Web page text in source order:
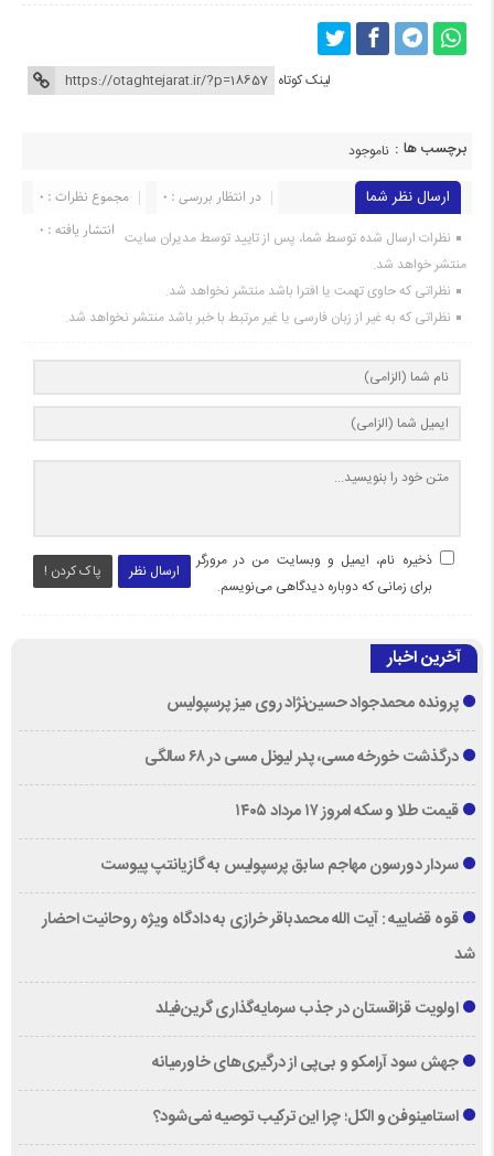
لینک کوتاه
برچسب ها : ناموجود
ارسال نظر شما مجموع نظرات : 0
در انتظار بررسی : 0
انتشار یافته : 0 نظرات ارسال شده توسط شما، پس از تایید توسط مدیران سایت
منتشر خواهد شد.
نظراتی که حاوی تهمت یا افترا باشد منتشر نخواهد شد.
نظراتی که به غیر از زبان فارسی یا غیر مرتبط با خبر باشد منتشر نخواهد شد.
ارسال نظر پاک کردن !
ذخیره نام، ایمیل و وبسایت من در مرورگر
برای زمانی که دوباره دیدگاهی می‌نویسم.
آخرین اخبار
پرونده محمدجواد حسین‌نژاد روی میز پرسپولیس
درگذشت خورخه مسی، پدر لیونل مسی در ۶۸ سالگی
قیمت طلا و سکه امروز ۱۷ مرداد ۱۴۰۵
سردار دورسون مهاجم سابق پرسپولیس به گازیانتپ پیوست
قوه قضاییه : آیت الله محمدباقر خرازی به دادگاه ویژه روحانیت احضار
شد
اولویت قزاقستان در جذب سرمایه‌گذاری گرین‌فیلد
جهش سود آرامکو و بی‌پی از درگیری‌های خاورمیانه
استامینوفن و الکل؛ چرا این ترکیب توصیه نمی‌شود؟